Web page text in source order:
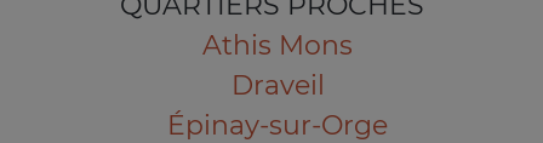
Athis Mons
Draveil
Épinay-sur-Orge